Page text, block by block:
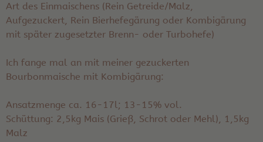
Art des Einmaischens (Rein Getreide/Malz,
Aufgezuckert, Rein Bierhefegärung oder Kombigärung
mit später zugesetzter Brenn- oder Turbohefe)
Ich fange mal an mit meiner gezuckerten
Bourbonmaische mit Kombigärung:
Ansatzmenge ca. 16-17l; 13-15% vol.
Schüttung: 2,5kg Mais (Grieß, Schrot oder Mehl), 1,5kg
Malz